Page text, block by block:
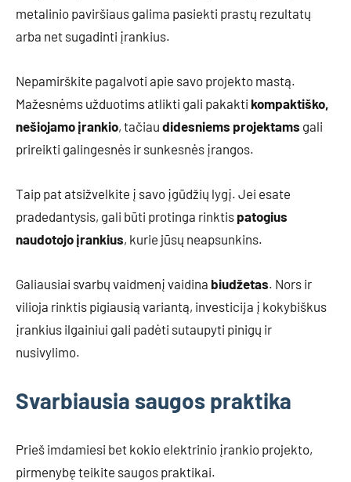
metalinio paviršiaus galima pasiekti prastų rezultatų
arba net sugadinti įrankius.
Nepamirškite pagalvoti apie savo projekto mastą.
Mažesnėms užduotims atlikti gali pakakti kompaktiško,
nešiojamo įrankio, tačiau didesniems projektams gali
prireikti galingesnės ir sunkesnės įrangos.
Taip pat atsižvelkite į savo įgūdžių lygį. Jei esate
pradedantysis, gali būti protinga rinktis patogius
naudotojo įrankius, kurie jūsų neapsunkins.
Galiausiai svarbų vaidmenį vaidina biudžetas. Nors ir
vilioja rinktis pigiausią variantą, investicija į kokybiškus
įrankius ilgainiui gali padėti sutaupyti pinigų ir
nusivylimo.
Svarbiausia saugos praktika
Prieš imdamiesi bet kokio elektrinio įrankio projekto,
pirmenybę teikite saugos praktikai.